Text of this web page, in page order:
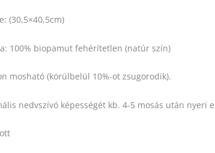
(30,5×40,5cm)
100% biopamut fehérítetlen (natúr szín)
mosható (körülbelül 10%-ot zsugorodik).
nedvszívó képességét kb. 4-5 mosás után nyeri